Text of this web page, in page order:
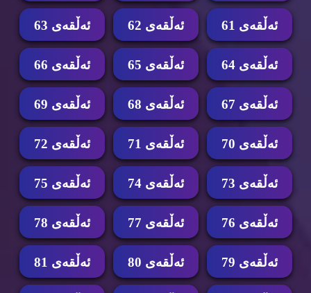
ئه‌ڵقه‌ی 61 ئه‌ڵقه‌ی 62 ئه‌ڵقه‌ی 63
ئه‌ڵقه‌ی 64 ئه‌ڵقه‌ی 65 ئه‌ڵقه‌ی 66
ئه‌ڵقه‌ی 67 ئه‌ڵقه‌ی 68 ئه‌ڵقه‌ی 69
ئه‌ڵقه‌ی 70 ئه‌ڵقه‌ی 71 ئه‌ڵقه‌ی 72
ئه‌ڵقه‌ی 73 ئه‌ڵقه‌ی 74 ئه‌ڵقه‌ی 75
ئه‌ڵقه‌ی 76 ئه‌ڵقه‌ی 77 ئه‌ڵقه‌ی 78
ئه‌ڵقه‌ی 79 ئه‌ڵقه‌ی 80 ئه‌ڵقه‌ی 81